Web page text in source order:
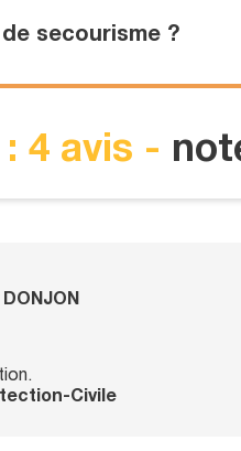
secourisme ?
4 avis -
DONJON
Civile